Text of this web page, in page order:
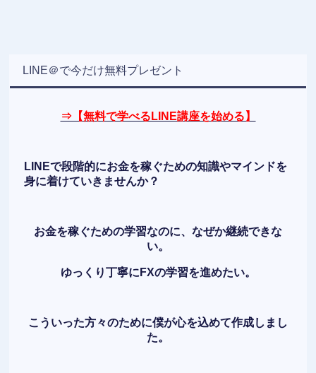
LINE＠で今だけ無料プレゼント
⇒【無料で学べるLINE講座を始める】
LINEで段階的にお金を稼ぐための知識やマインドを
身に着けていきませんか？
お金を稼ぐための学習なのに、なぜか継続できな
い。
ゆっくり丁寧にFXの学習を進めたい。
こういった方々のために僕が心を込めて作成しまし
た。